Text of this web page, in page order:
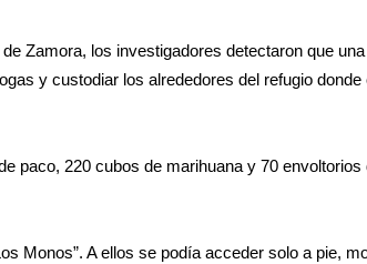
Zamora, los investigadores detectaron que
y custodiar los alrededores del refugio
paco, 220 cubos de marihuana y 70
Monos”. A ellos se podía acceder solo a pie,